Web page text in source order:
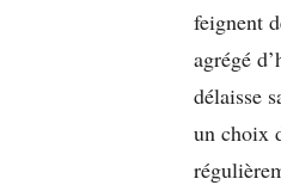
feignent
agrégé
délaisse
un choix